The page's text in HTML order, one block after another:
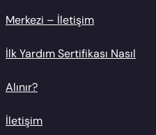
Merkezi – İletişim
İlk Yardım Sertifikası Nasıl
Alınır?
İletişim